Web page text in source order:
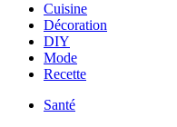
Cuisine
Décoration
DIY
Mode
Recette
Santé